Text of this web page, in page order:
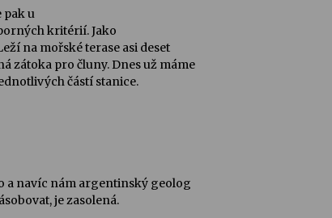
pak u
kritérií. Jako
na mořské terase asi deset
zátoka pro čluny. Dnes už máme
částí stanice.
a navíc nám argentinský geolog
je zasolená.